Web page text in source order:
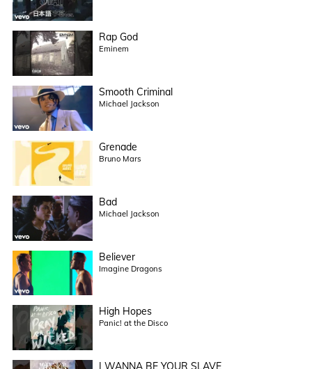
Rap God
Eminem
Smooth Criminal
Michael Jackson
Grenade
Bruno Mars
Bad
Michael Jackson
Believer
Imagine Dragons
High Hopes
Panic! at the Disco
I WANNA BE YOUR SLAVE